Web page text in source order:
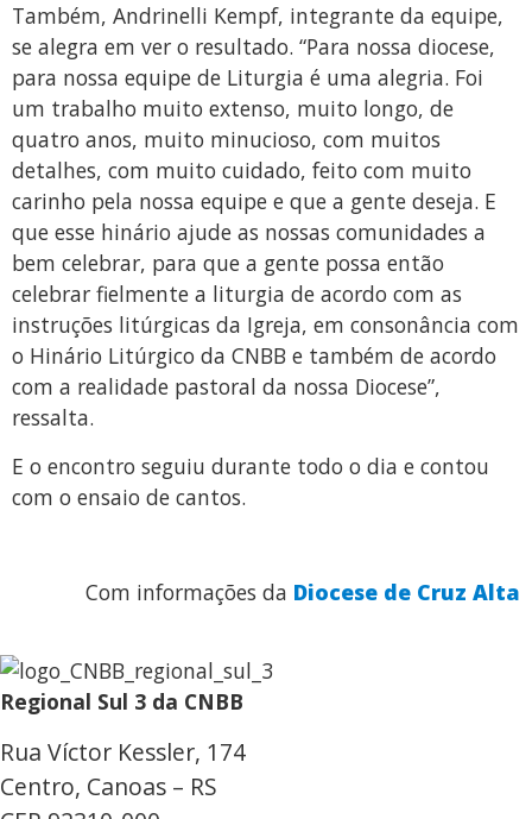
Também, Andrinelli Kempf, integrante da equipe,
se alegra em ver o resultado. “Para nossa diocese,
para nossa equipe de Liturgia é uma alegria. Foi
um trabalho muito extenso, muito longo, de
quatro anos, muito minucioso, com muitos
detalhes, com muito cuidado, feito com muito
carinho pela nossa equipe e que a gente deseja. E
que esse hinário ajude as nossas comunidades a
bem celebrar, para que a gente possa então
celebrar fielmente a liturgia de acordo com as
instruções litúrgicas da Igreja, em consonância com
o Hinário Litúrgico da CNBB e também de acordo
com a realidade pastoral da nossa Diocese”,
ressalta.
E o encontro seguiu durante todo o dia e contou
com o ensaio de cantos.
Com informações da Diocese de Cruz Alta
Regional Sul 3 da CNBB
Rua Víctor Kessler, 174
Centro, Canoas – RS